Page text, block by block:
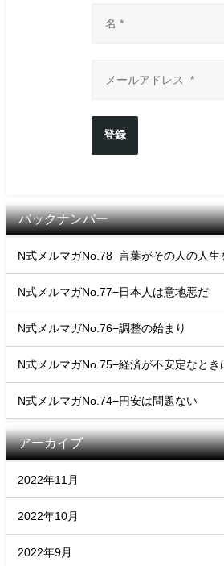
登録
バックナンバー
N式メルマガNo.78−言葉がその人の人生
N式メルマガNo.77−日本人は意地悪だ
N式メルマガNo.76−調整の始まり
N式メルマガNo.75−経済が不安定なとき
N式メルマガNo.74−円安は問題ない
アーカイブ
2022年11月
2022年10月
2022年9月